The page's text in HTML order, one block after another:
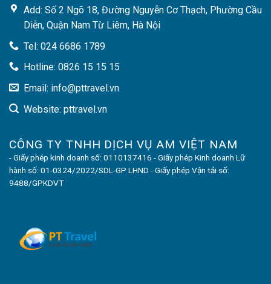
Add: Số 2 Ngõ 18, Đường Nguyễn Cơ Thạch, Phường Cầu
Diễn, Quận Nam Từ Liêm, Hà Nội
Tel: 024 6686 1789
Hotline: 0826 15 15 15
Email: info@pttravel.vn
Website: pttravel.vn
CÔNG TY TNHH DỊCH VỤ AM VIỆT NAM
- Giấy phép kinh doanh số: 0110137416 - Giấy phép Kinh doanh Lữ
hành số: 01-0324/2022/SDL-GP LHND - Giấy phép Vận tải số:
9488/GPKDVT